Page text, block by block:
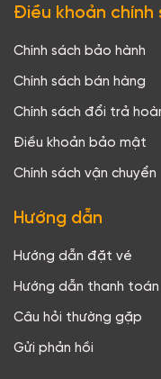
Điều khoản chính
Chính sách bảo hành
Chính sách bán hàng
Chính sách đổi trả
Điều khoản bảo mật
Chính sách vận chuyển
Hướng dẫn
Hướng dẫn đặt vé
Hướng dẫn thanh toán
Câu hỏi thường gặp
Gửi phản hồi